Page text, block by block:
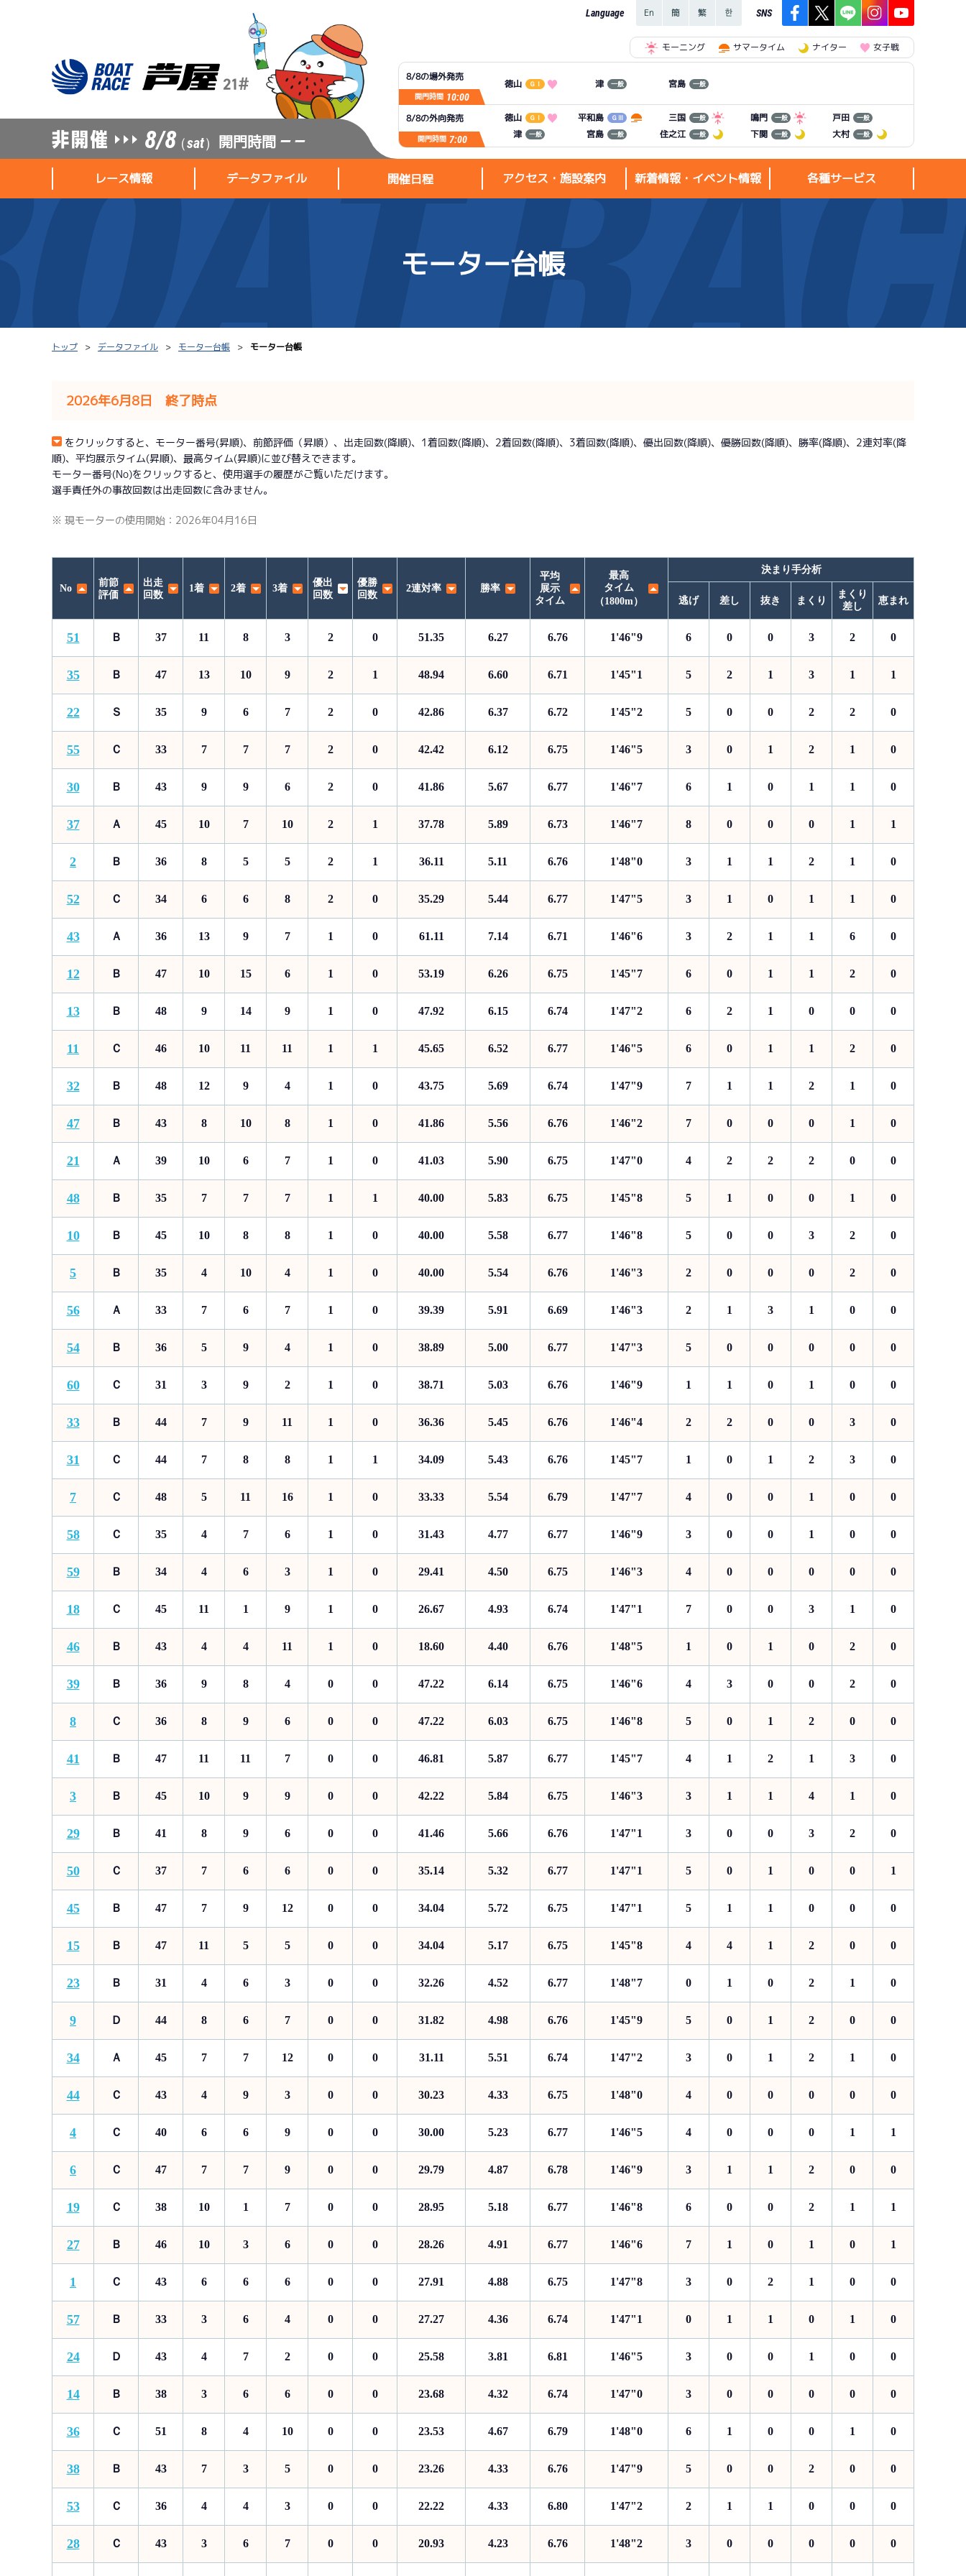
8/8（sat） 開門時間 — —
Language SNS
モーニング サマータイム ナイター 女子戦
8/8の場外発売
開門時間 10:00
徳山 ＧⅠ 津 一般 宮島 一般
8/8の外向発売
開門時間 7:00
徳山 ＧⅠ 平和島 ＧⅢ 三国 一般 鳴門 一般 戸田 一般
津 一般 宮島 一般 住之江 一般 下関 一般 大村 一般
レース情報
レース結果一覧
出走表PDF
モーター抽選結果・
選手コメント
データファイル
ボートデータ
出目データ
開催日程 アクセス・施設案内
施設案内
BTS天文館
新着情報・イベント情報 各種サービス
モーター台帳
トップ データファイル モーター台帳 モーター台帳
2026年6月8日 終了時点
をクリックすると、モーター番号(昇順)、前節評価（昇順）、出走回数(降順)、1着回数(降順)、2着回数(降順)、3着回数(降順)、優出回数(降順)、優勝回数(降順)、勝率(降順)、2連対率(降
順)、平均展示タイム(昇順)、最高タイム(昇順)に並び替えできます。
モーター番号(No)をクリックすると、使用選手の履歴がご覧いただけます。
選手責任外の事故回数は出走回数に含みません。
※ 現モーターの使用開始：2026年04月16日
No
前節
評価
出走
回数
1着 2着 3着
優出
回数
優勝
回数
2連対率 勝率
平均
展示
タイム
最高
タイム
（1800m）
決まり手分析
逃げ 差し 抜き まくり
まくり
差し
恵まれ
51 Ｂ 37 11 8 3 2 0 51.35 6.27 6.76 1'46"9 6 0 0 3 2 0
35 Ｂ 47 13 10 9 2 1 48.94 6.60 6.71 1'45"1 5 2 1 3 1 1
22 Ｓ 35 9 6 7 2 0 42.86 6.37 6.72 1'45"2 5 0 0 2 2 0
55 Ｃ 33 7 7 7 2 0 42.42 6.12 6.75 1'46"5 3 0 1 2 1 0
30 Ｂ 43 9 9 6 2 0 41.86 5.67 6.77 1'46"7 6 1 0 1 1 0
37 Ａ 45 10 7 10 2 1 37.78 5.89 6.73 1'46"7 8 0 0 0 1 1
2 Ｂ 36 8 5 5 2 1 36.11 5.11 6.76 1'48"0 3 1 1 2 1 0
52 Ｃ 34 6 6 8 2 0 35.29 5.44 6.77 1'47"5 3 1 0 1 1 0
43 Ａ 36 13 9 7 1 0 61.11 7.14 6.71 1'46"6 3 2 1 1 6 0
12 Ｂ 47 10 15 6 1 0 53.19 6.26 6.75 1'45"7 6 0 1 1 2 0
13 Ｂ 48 9 14 9 1 0 47.92 6.15 6.74 1'47"2 6 2 1 0 0 0
11 Ｃ 46 10 11 11 1 1 45.65 6.52 6.77 1'46"5 6 0 1 1 2 0
32 Ｂ 48 12 9 4 1 0 43.75 5.69 6.74 1'47"9 7 1 1 2 1 0
47 Ｂ 43 8 10 8 1 0 41.86 5.56 6.76 1'46"2 7 0 0 0 1 0
21 Ａ 39 10 6 7 1 0 41.03 5.90 6.75 1'47"0 4 2 2 2 0 0
48 Ｂ 35 7 7 7 1 1 40.00 5.83 6.75 1'45"8 5 1 0 0 1 0
10 Ｂ 45 10 8 8 1 0 40.00 5.58 6.77 1'46"8 5 0 0 3 2 0
5 Ｂ 35 4 10 4 1 0 40.00 5.54 6.76 1'46"3 2 0 0 0 2 0
56 Ａ 33 7 6 7 1 0 39.39 5.91 6.69 1'46"3 2 1 3 1 0 0
54 Ｂ 36 5 9 4 1 0 38.89 5.00 6.77 1'47"3 5 0 0 0 0 0
60 Ｃ 31 3 9 2 1 0 38.71 5.03 6.76 1'46"9 1 1 0 1 0 0
33 Ｂ 44 7 9 11 1 0 36.36 5.45 6.76 1'46"4 2 2 0 0 3 0
31 Ｃ 44 7 8 8 1 1 34.09 5.43 6.76 1'45"7 1 0 1 2 3 0
7 Ｃ 48 5 11 16 1 0 33.33 5.54 6.79 1'47"7 4 0 0 1 0 0
58 Ｃ 35 4 7 6 1 0 31.43 4.77 6.77 1'46"9 3 0 0 1 0 0
59 Ｂ 34 4 6 3 1 0 29.41 4.50 6.75 1'46"3 4 0 0 0 0 0
18 Ｃ 45 11 1 9 1 0 26.67 4.93 6.74 1'47"1 7 0 0 3 1 0
46 Ｂ 43 4 4 11 1 0 18.60 4.40 6.76 1'48"5 1 0 1 0 2 0
39 Ｂ 36 9 8 4 0 0 47.22 6.14 6.75 1'46"6 4 3 0 0 2 0
8 Ｃ 36 8 9 6 0 0 47.22 6.03 6.75 1'46"8 5 0 1 2 0 0
41 Ｂ 47 11 11 7 0 0 46.81 5.87 6.77 1'45"7 4 1 2 1 3 0
3 Ｂ 45 10 9 9 0 0 42.22 5.84 6.75 1'46"3 3 1 1 4 1 0
29 Ｂ 41 8 9 6 0 0 41.46 5.66 6.76 1'47"1 3 0 0 3 2 0
50 Ｃ 37 7 6 6 0 0 35.14 5.32 6.77 1'47"1 5 0 1 0 0 1
45 Ｂ 47 7 9 12 0 0 34.04 5.72 6.75 1'47"1 5 1 1 0 0 0
15 Ｂ 47 11 5 5 0 0 34.04 5.17 6.75 1'45"8 4 4 1 2 0 0
23 Ｂ 31 4 6 3 0 0 32.26 4.52 6.77 1'48"7 0 1 0 2 1 0
9 Ｄ 44 8 6 7 0 0 31.82 4.98 6.76 1'45"9 5 0 1 2 0 0
34 Ａ 45 7 7 12 0 0 31.11 5.51 6.74 1'47"2 3 0 1 2 1 0
44 Ｃ 43 4 9 3 0 0 30.23 4.33 6.75 1'48"0 4 0 0 0 0 0
4 Ｃ 40 6 6 9 0 0 30.00 5.23 6.77 1'46"5 4 0 0 0 1 1
6 Ｃ 47 7 7 9 0 0 29.79 4.87 6.78 1'46"9 3 1 1 2 0 0
19 Ｃ 38 10 1 7 0 0 28.95 5.18 6.77 1'46"8 6 0 0 2 1 1
27 Ｂ 46 10 3 6 0 0 28.26 4.91 6.77 1'46"6 7 1 0 1 0 1
1 Ｃ 43 6 6 6 0 0 27.91 4.88 6.75 1'47"8 3 0 2 1 0 0
57 Ｂ 33 3 6 4 0 0 27.27 4.36 6.74 1'47"1 0 1 1 0 1 0
24 Ｄ 43 4 7 2 0 0 25.58 3.81 6.81 1'46"5 3 0 0 1 0 0
14 Ｂ 38 3 6 6 0 0 23.68 4.32 6.74 1'47"0 3 0 0 0 0 0
36 Ｃ 51 8 4 10 0 0 23.53 4.67 6.79 1'48"0 6 1 0 0 1 0
38 Ｂ 43 7 3 5 0 0 23.26 4.33 6.76 1'47"9 5 0 0 2 0 0
53 Ｃ 36 4 4 3 0 0 22.22 4.33 6.80 1'47"2 2 1 1 0 0 0
28 Ｃ 43 3 6 7 0 0 20.93 4.23 6.76 1'48"2 3 0 0 0 0 0